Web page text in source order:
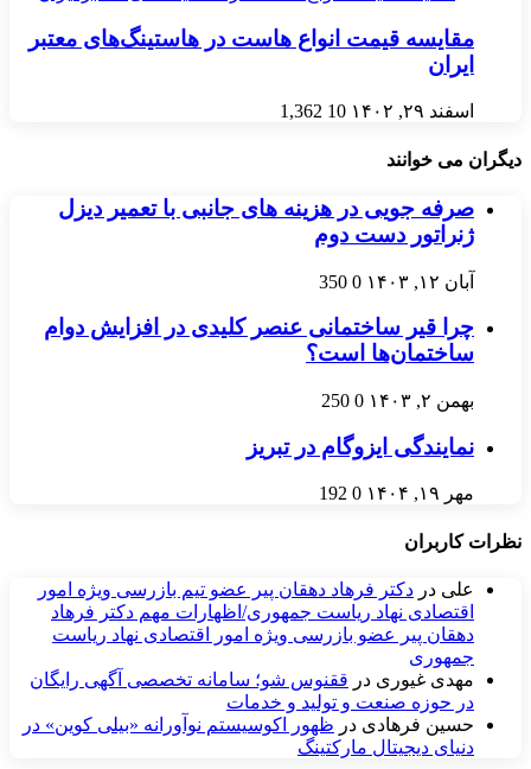
مقایسه قیمت انواع هاست در هاستینگ‌های معتبر
ایران
اسفند ۲۹, ۱۴۰۲ 10
1,362
دیگران می خوانند
صرفه جویی در هزینه های جانبی با تعمیر دیزل
ژنراتور دست دوم
آبان ۱۲, ۱۴۰۳ 0
350
چرا قیر ساختمانی عنصر کلیدی در افزایش دوام
ساختمان‌ها است؟
بهمن ۲, ۱۴۰۳ 0
250
نمایندگی ایزوگام در تبریز
مهر ۱۹, ۱۴۰۴ 0
192
نظرات کاربران
علی در دکتر فرهاد دهقان پیر عضو تيم بازرسی ويژه امور
اقتصادی نهاد رياست جمهوری/اظهارات مهم دکتر فرهاد
دهقان پیر عضو بازرسی ویژه امور اقتصادی نهاد ریاست
جمهوری
مهدی غیوری در ققنوس شو؛ سامانه تخصصی آگهی رایگان
در حوزه صنعت و تولید و خدمات
حسین فرهادی در ظهور اکوسیستم نوآورانه «بیلی کوین» در
دنیای دیجیتال مارکتینگ